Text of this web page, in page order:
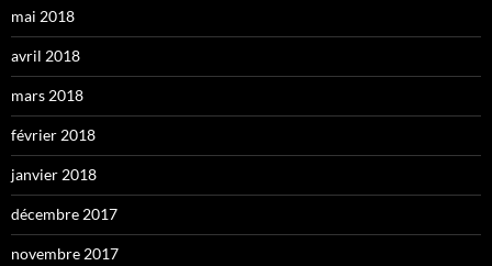
mai 2018
avril 2018
mars 2018
février 2018
janvier 2018
décembre 2017
novembre 2017